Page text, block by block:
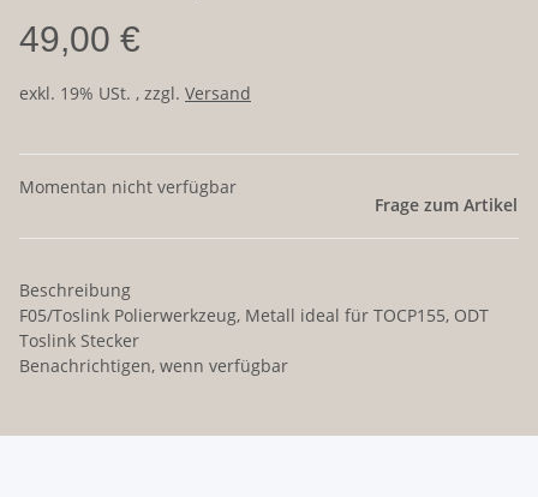
49,00 €
exkl. 19% USt. , zzgl. Versand
Momentan nicht verfügbar
Frage zum Artikel
Beschreibung
F05/Toslink Polierwerkzeug, Metall ideal für TOCP155, ODT
Toslink Stecker
Benachrichtigen, wenn verfügbar